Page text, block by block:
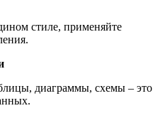
стиле, применяйте
диаграммы, схемы – это